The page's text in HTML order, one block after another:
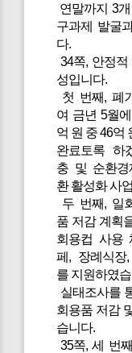
연말까지 3
구과제 발굴
다.
34쪽, 안정
성입니다.
첫 번째, 폐
여 금년 5월
억 원 중 46억
완료토록 하
충 및 순환
환 활성화 사
두 번째, 일
품 저감 계획
회용컵 사용
페, 장례식장
를 지원하였
실태조사를
회용품 저감
습니다.
35쪽, 세 번